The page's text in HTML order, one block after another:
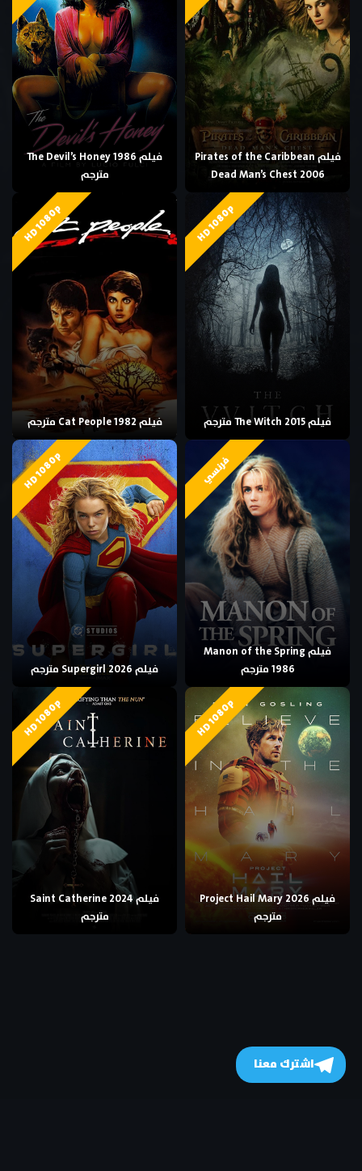
فيلم Pirates of the Caribbean
Dead Man’s Chest 2006
فيلم The Devil’s Honey 1986
مترجم
HD 1080p
فيلم The Witch 2015 مترجم
HD 1080p
فيلم Cat People 1982 مترجم
فرنسي
فيلم Manon of the Spring
1986 مترجم
HD 1080p
فيلم Supergirl 2026 مترجم
HD 1080p
فيلم Project Hail Mary 2026
مترجم
HD 1080p
فيلم Saint Catherine 2024
مترجم
اشترك معنا